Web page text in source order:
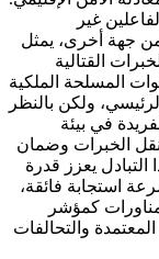
غير
جهة أخرى، يمثل
القتالية
المسلحة الملكية
ولكن بالنظر
في بيئة
الخبرات وضمان
يعزز قدرة
استجابة فائقة،
كمؤشر
والتحالفات